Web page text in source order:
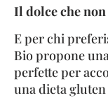
Il dolce che non
E per chi
Bio propone
perfette per
una dieta gluten